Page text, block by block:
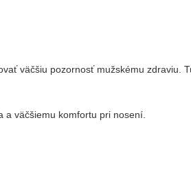
väčšiu pozornosť mužskému zdraviu.
väčšiemu komfortu pri nosení.